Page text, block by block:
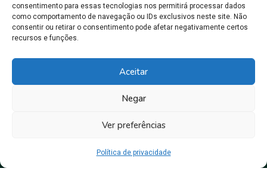
consentimento para essas tecnologias nos permitirá processar dados
como comportamento de navegação ou IDs exclusivos neste site. Não
consentir ou retirar o consentimento pode afetar negativamente certos
recursos e funções.
Aceitar
Negar
Ver preferências
Política de privacidade
Acessibilidade